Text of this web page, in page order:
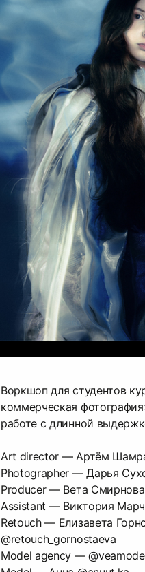
Воркшоп для студентов
коммерческая
работе с длинной
Art director — Артём
Photographer — Дарья
Producer — Вета
Assistant — Виктория
Retouch — Елизавета
@retouch_gornostaeva
Model agency —